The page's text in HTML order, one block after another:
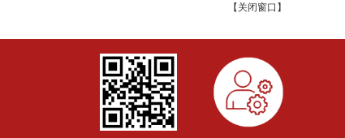
【 关闭窗口 】